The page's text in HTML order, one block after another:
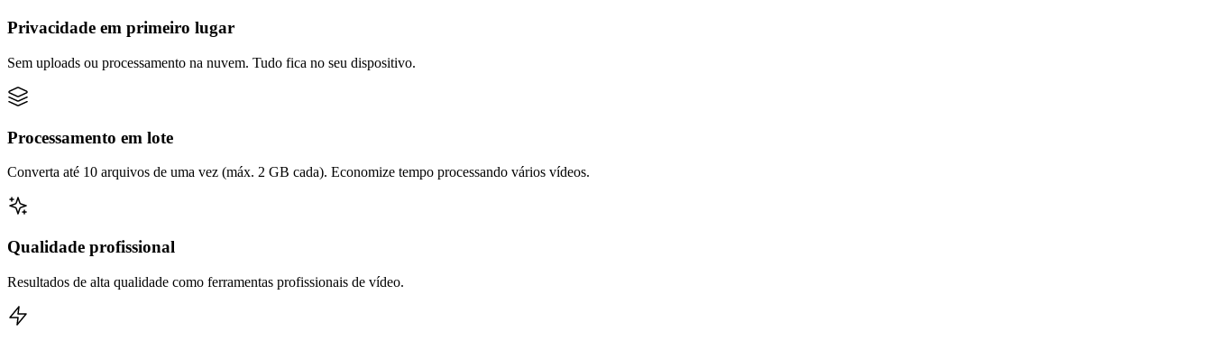
Privacidade em primeiro lugar
Sem uploads ou processamento na nuvem. Tudo fica no seu dispositivo.
Processamento em lote
Converta até 10 arquivos de uma vez (máx. 2 GB cada). Economize tempo processando vários vídeos.
Qualidade profissional
Resultados de alta qualidade como ferramentas profissionais de vídeo.